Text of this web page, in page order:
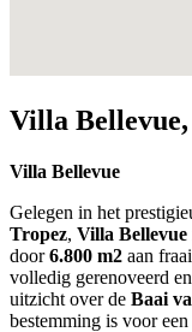
Villa Bellevue,
Villa Bellevue
Gelegen in het
Tropez, Villa Bellevue
door6.800 m2 aan
volledig gerenoveerd
uitzicht over de Baai
bestemming is voor